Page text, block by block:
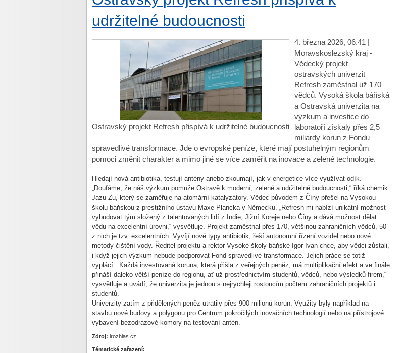
udržitelné budoucnosti
Ostravský projekt Refresh přispívá k udržitelné budoucnosti
4. března 2026, 06.41 |
Moravskoslezský kraj -
Vědecký projekt
ostravských univerzit
Refresh zaměstnal už 170
vědců. Vysoká škola báňská
a Ostravská univerzita na
výzkum a investice do
laboratoří získaly přes 2,5
miliardy korun z Fondu
spravedlivé transformace. Jde o evropské peníze, které mají postuhelným regionům
pomoci změnit charakter a mimo jiné se více zaměřit na inovace a zelené technologie.
Hledají nová antibiotika, testují antény anebo zkoumají, jak v energetice více využívat odík.
„Doufáme, že náš výzkum pomůže Ostravě k moderní, zelené a udržitelné budoucnosti,“ říká chemik
Jazu Zu, který se zaměřuje na atomární katalyzátory. Vědec původem z Číny přešel na Vysokou
školu báňskou z prestižního ústavu Maxe Plancka v Německu. „Refresh mi nabízí unikátní možnost
vybudovat tým složený z talentovaných lidí z Indie, Jižní Koreje nebo Číny a dává možnost dělat
vědu na excelentní úrovni,“ vysvětluje. Projekt zaměstnal přes 170, většinou zahraničních vědců, 50
z nich je tzv. excelentních. Vyvíjí nové typy antibiotik, řeší autonomní řízení vozidel nebo nové
metody čištění vody. Ředitel projektu a rektor Vysoké školy báňské Igor Ivan chce, aby vědci zůstali,
i když jejich výzkum nebude podporovat Fond spravedlivé transformace. Jejich práce se totiž
vyplácí. „Každá investovaná koruna, která přišla z veřejných peněz, má multiplikační efekt a ve finále
přináší daleko větší peníze do regionu, ať už prostřednictvím studentů, vědců, nebo výsledků firem,“
vysvětluje a uvádí, že univerzita je jednou s nejrychleji rostoucím počtem zahraničních projektů i
studentů.
Univerzity zatím z přidělených peněz utratily přes 900 milionů korun. Využity byly například na
stavbu nové budovy a polygonu pro Centrum pokročilých inovačních technologií nebo na přístrojové
vybavení bezodrazové komory na testování antén.
Zdroj: irozhlas.cz
Tématické zařazení: